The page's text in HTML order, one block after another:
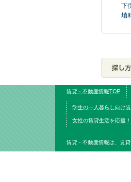
下
埴
賃貸・不動産情報TOP
学生の一人暮らし向け
女性の賃貸生活を応援
賃貸・不動産情報は、賃